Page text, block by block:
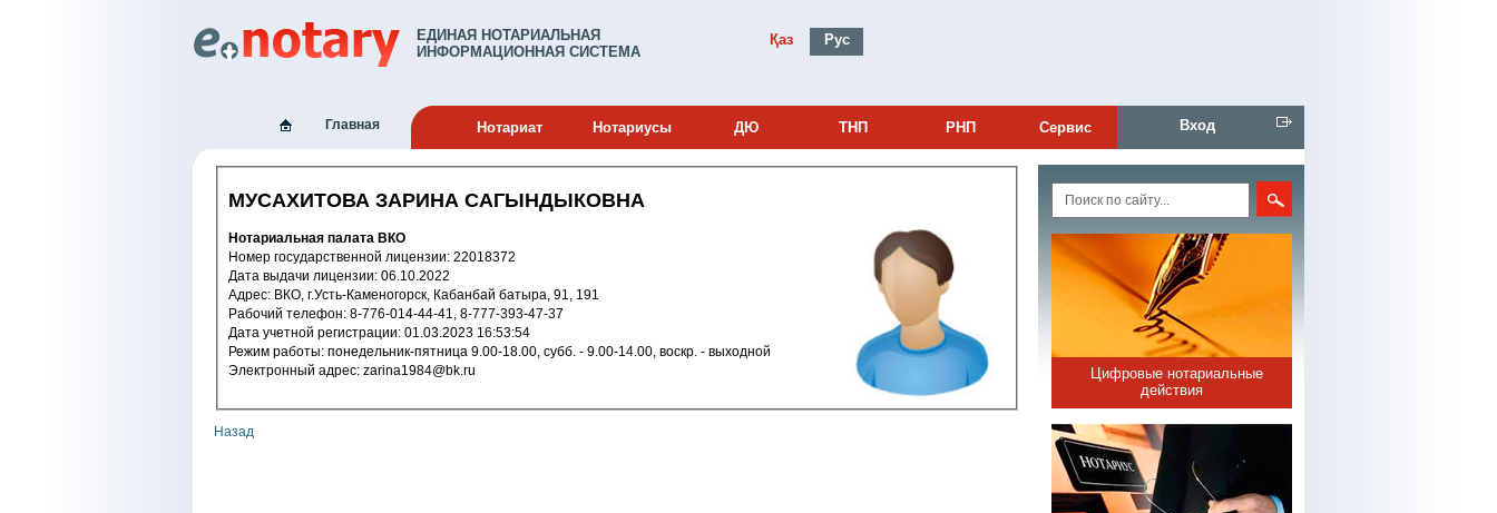
ЕДИНАЯ НОТАРИАЛЬНАЯ
ИНФОРМАЦИОННАЯ СИСТЕМА
Қаз Рус
Главная Нотариат Нотариусы ДЮ ТНП РНП Сервис Вход
МУСАХИТОВА ЗАРИНА САГЫНДЫКОВНА
Нотариальная палата ВКО
Номер государственной лицензии: 22018372
Дата выдачи лицензии: 06.10.2022
Адрес: ВКО, г.Усть-Каменогорск, Кабанбай батыра, 91, 191
Рабочий телефон: 8-776-014-44-41, 8-777-393-47-37
Дата учетной регистрации: 01.03.2023 16:53:54
Режим работы: понедельник-пятница 9.00-18.00, субб. - 9.00-14.00, воскр. - выходной
Электронный адрес: zarina1984@bk.ru
Назад
Цифровые нотариальные
действия